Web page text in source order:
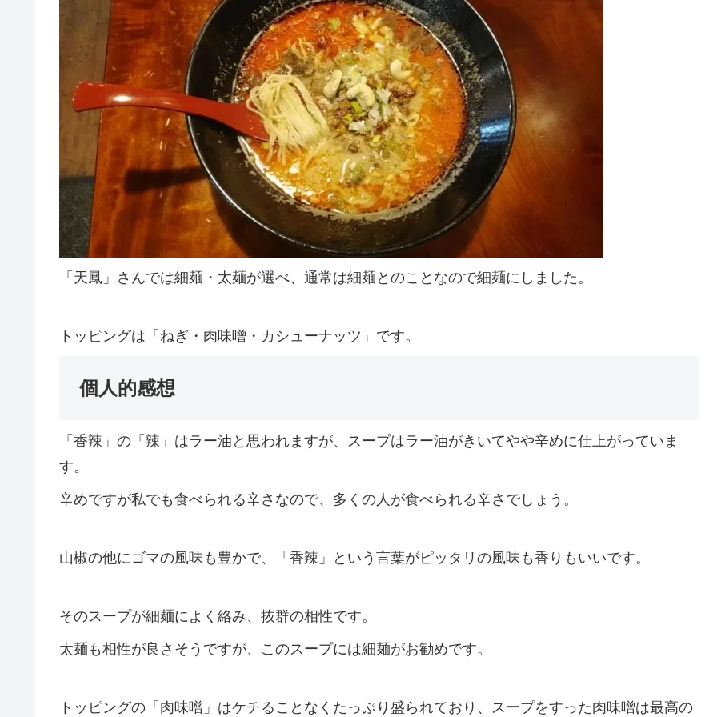
「天鳳」さんでは細麺・太麺が選べ、通常は細麺とのことなので細麺にしました。
トッピングは「ねぎ・肉味噌・カシューナッツ」です。
個人的感想
「香辣」の「辣」はラー油と思われますが、スープはラー油がきいてやや辛めに仕上がっていま
す。
辛めですが私でも食べられる辛さなので、多くの人が食べられる辛さでしょう。
山椒の他にゴマの風味も豊かで、「香辣」という言葉がピッタリの風味も香りもいいです。
そのスープが細麺によく絡み、抜群の相性です。
太麺も相性が良さそうですが、このスープには細麺がお勧めです。
トッピングの「肉味噌」はケチることなくたっぷり盛られており、スープをすった肉味噌は最高の